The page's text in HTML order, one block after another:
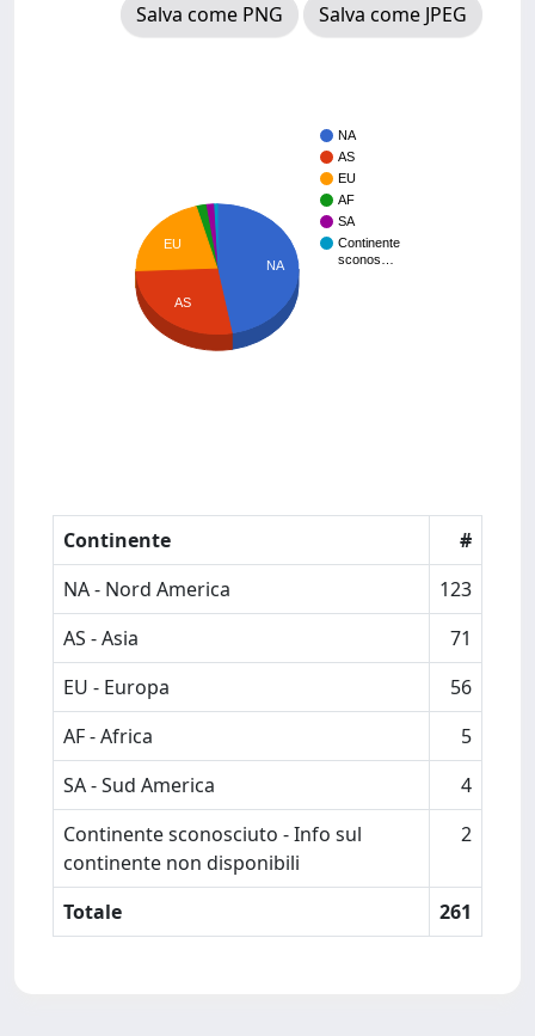
Salva come PNG
Salva come JPEG
NA
AS
EU
AF
SA
Continente
sconos…
NA
EU
AS
Continente
#
NA - Nord America
123
AS - Asia
71
EU - Europa
56
AF - Africa
5
SA - Sud America
4
Continente sconosciuto - Info sul
continente non disponibili
2
Totale 261